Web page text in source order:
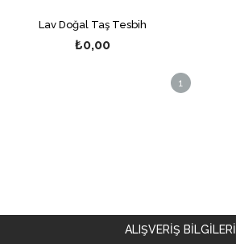
Lav Doğal Taş Tesbih
₺0,00
1
ALIŞVERİŞ BİLGİLERİ